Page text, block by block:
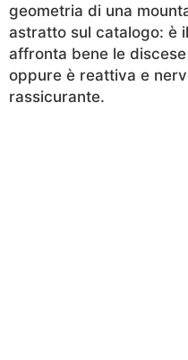
geometria di una
astratto sul catalogo: è
affronta bene le
oppure è reattiva e
rassicurante.